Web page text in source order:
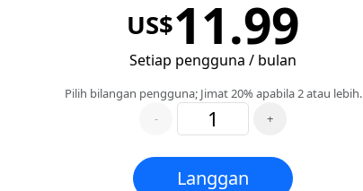
US$11.99
Setiap pengguna / bulan
Pilih bilangan pengguna; Jimat 20% apabila 2 atau lebih.
-
+
Langgan